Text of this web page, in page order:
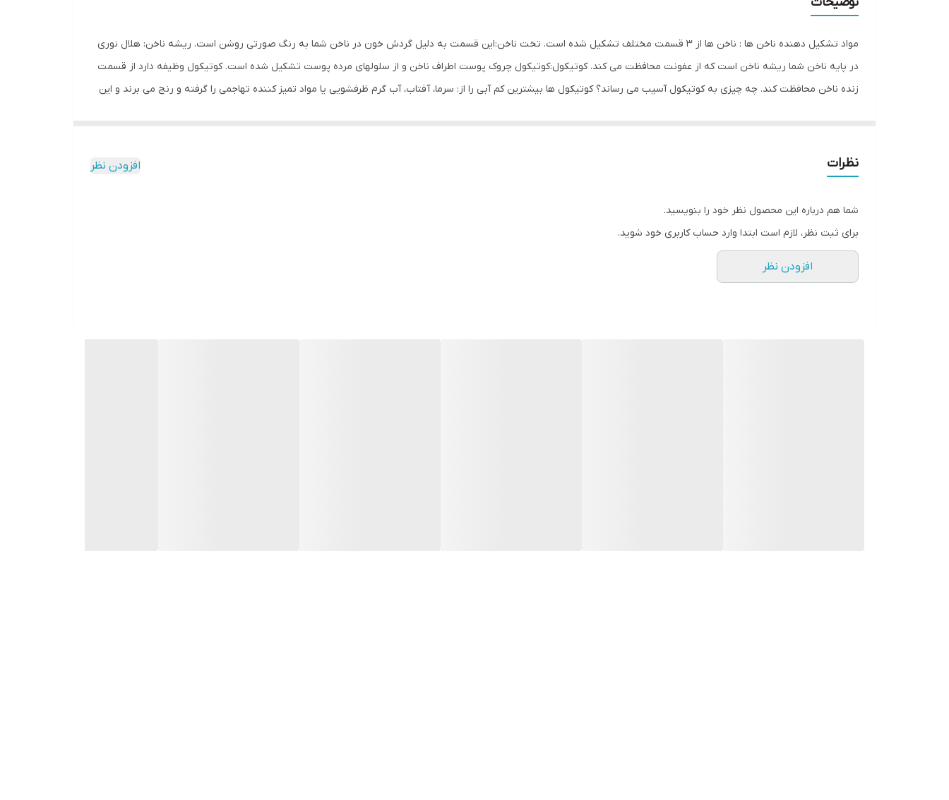
مواد تشکیل دهنده ناخن ها : ناخن ها از 3 قسمت مختلف تشکیل شده است. تخت ناخن:این قسمت به دلیل گردش خون در ناخن شما به رنگ صورتی روشن است. ریشه ناخن: هلال نوری
در پایه ناخن شما ریشه ناخن است که از عفونت محافظت می کند. کوتیکول:کوتیکول چروک پوست اطراف ناخن و از سلولهای مرده پوست تشکیل شده است. کوتیکول وظیفه دارد از قسمت
زنده ناخن محافظت کند. چه چیزی به کوتیکول آسیب می رساند؟ کوتیکول ها بیشترین کم آبی را از: سرما، آفتاب، آب گرم ظرفشویی یا مواد تمیز کننده تهاجمی را گرفته و رنج می برند و این
با خود می کشد. کوتیکول واقعاً نمی تواند همراه با ناخن رشد کند و بنابراین بیش از حد کشیده شده و شروع به ترکیدن می کند و به دلیل کشش روی قسمت نرم و زنده ناخن، تغییر شکل
هایی روی ناخن ایجاد می شود روغن با کیفیت بالا به عنوان عامل ترمیم کننده مناسب برای ناخن‌ها به شمار می‌رود. نحوه استفاده از آن اینگونه است که مقداری روغن به روی ناخن‌ها اعمال
می‌کند. ویتامین‌های گروه ب هم در بدن ما به عنوان آنتی‌اکسیدان عمل می‌کنند. این ویتامین‌ها به بدن کمک می‌کنند تا با رادیکال‌های آزاد مبارزه و از آسیب‌هایی که به سلول‌ها می‌رسانند
نظرات افزودن نظر
شما هم درباره این محصول نظر خود را بنویسید.
برای ثبت نظر، لازم است ابتدا وارد حساب کاربری خود شوید.
افزودن نظر